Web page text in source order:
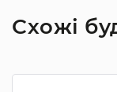
Схожі